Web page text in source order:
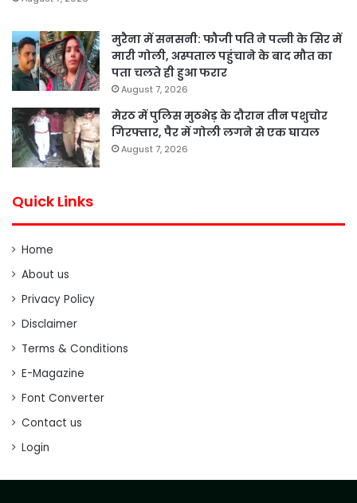
मुरैना में सनसनी: फौजी पति ने पत्नी के सिर में
मारी गोली, अस्पताल पहुंचाने के बाद मौत का
पता चलते ही हुआ फरार
August 7, 2026
मेरठ में पुलिस मुठभेड़ के दौरान तीन पशुचोर
गिरफ्तार, पैर में गोली लगने से एक घायल
August 7, 2026
Quick Links
Home
About us
Privacy Policy
Disclaimer
Terms & Conditions
E-Magazine
Font Converter
Contact us
Login